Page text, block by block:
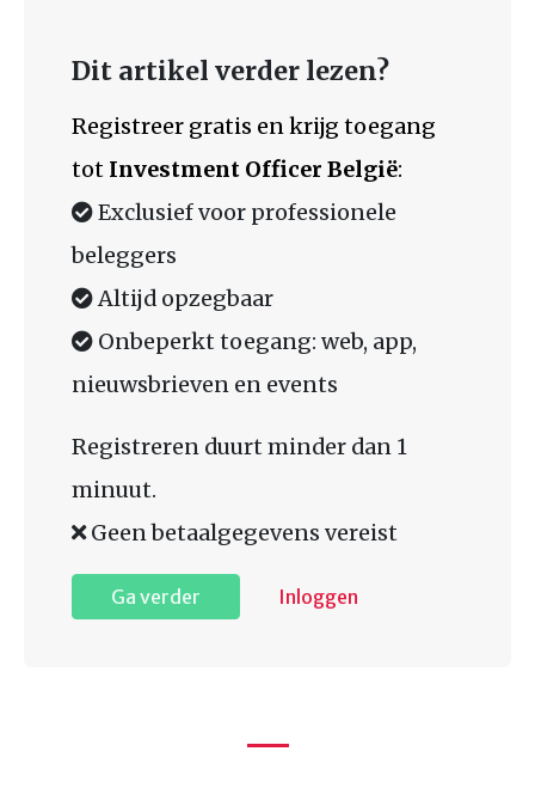
Dit artikel verder lezen?
Registreer gratis en krijg toegang
tot Investment Officer België:
Exclusief voor professionele
beleggers
Altijd opzegbaar
Onbeperkt toegang: web, app,
nieuwsbrieven en events
Registreren duurt minder dan 1
minuut.
Geen betaalgegevens vereist
Ga verder Inloggen